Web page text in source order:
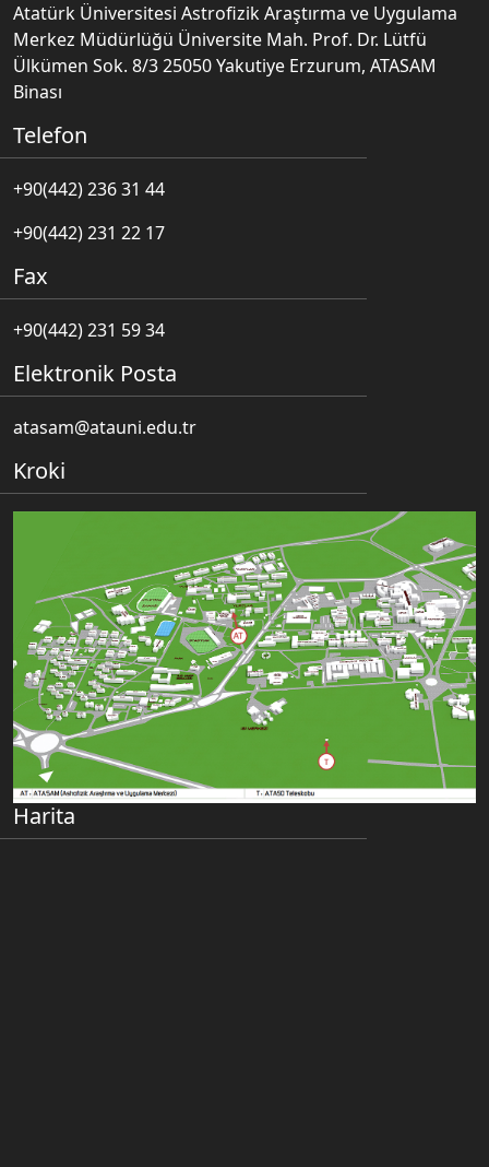
Atatürk Üniversitesi Astrofizik Araştırma ve Uygulama
Merkez Müdürlüğü Üniversite Mah. Prof. Dr. Lütfü
Ülkümen Sok. 8/3 25050 Yakutiye Erzurum, ATASAM
Binası
Telefon
+90(442) 236 31 44
+90(442) 231 22 17
Fax
+90(442) 231 59 34
Elektronik Posta
atasam@atauni.edu.tr
Kroki
Harita